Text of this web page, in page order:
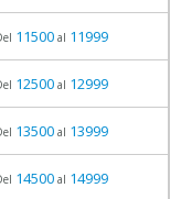
11500al 11999
12500al 12999
13500al 13999
14500al 14999